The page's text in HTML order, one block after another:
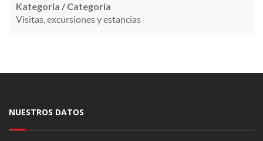
Kategoria / Categoría
Visitas, excursiones y estancias
NUESTROS DATOS